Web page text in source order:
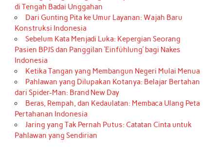
di Tengah Badai Unggahan
Dari Gunting Pita ke Umur Layanan: Wajah Baru
Konstruksi Indonesia
Sebelum Kata Menjadi Luka: Kepergian Seorang
Pasien BPJS dan Panggilan ‘Einfühlung’ bagi Nakes
Indonesia
Ketika Tangan yang Membangun Negeri Mulai Menua
Pahlawan yang Dilupakan Kotanya: Belajar Bertahan
dari Spider-Man: Brand New Day
Beras, Rempah, dan Kedaulatan: Membaca Ulang Peta
Pertahanan Indonesia
Jaring yang Tak Pernah Putus: Catatan Cinta untuk
Pahlawan yang Sendirian